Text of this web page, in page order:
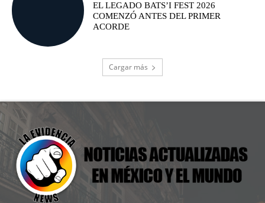
EL LEGADO BATS’I FEST 2026
COMENZÓ ANTES DEL PRIMER
ACORDE
Cargar más